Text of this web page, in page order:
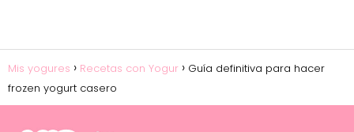
Mis yogures Recetas con Yogur
Guía definitiva para hacer
frozen yogurt casero